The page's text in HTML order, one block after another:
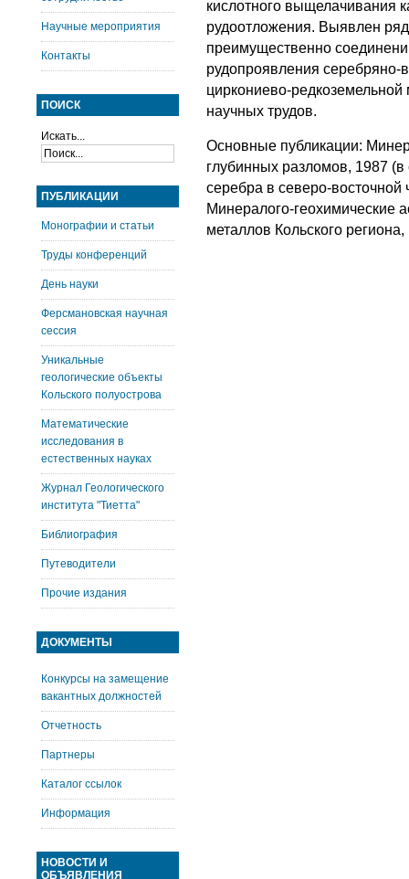
кислотного выщелачивания
рудоотложения. Выявлен
преимущественно
рудопроявления серебряно-
циркониево-
научных трудов.
Основные публикации:
глубинных разломов, 1987
серебра в северо-восточной
Минералого-геохимические
металлов Кольского
Научные мероприятия
Контакты
ПОИСК
Искать...
ПУБЛИКАЦИИ
Монографии и статьи
Труды конференций
День науки
Ферсмановская научная
сессия
Уникальные
геологические объекты
Кольского полуострова
Математические
исследования в
естественных науках
Журнал Геологического
института "Тиетта"
Библиография
Путеводители
Прочие издания
ДОКУМЕНТЫ
Конкурсы на замещение
вакантных должностей
Отчетность
Партнеры
Каталог ссылок
Информация
НОВОСТИ И
ОБЪЯВЛЕНИЯ